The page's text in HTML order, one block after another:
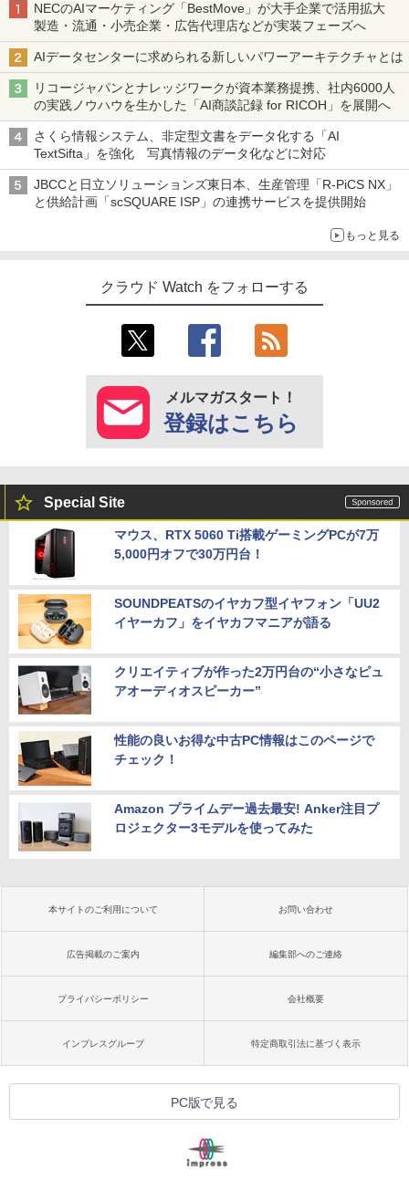
NECのAIマーケティング「BestMove」が大手企業で活用拡大
製造・流通・小売企業・広告代理店などが実装フェーズへ
AIデータセンターに求められる新しいパワーアーキテクチャとは
リコージャパンとナレッジワークが資本業務提携、社内6000人
の実践ノウハウを生かした「AI商談記録 for RICOH」を展開へ
さくら情報システム、非定型文書をデータ化する「AI
TextSifta」を強化 写真情報のデータ化などに対応
JBCCと日立ソリューションズ東日本、生産管理「R-PiCS NX」
と供給計画「scSQUARE ISP」の連携サービスを提供開始
もっと見る
クラウド Watch をフォローする
メルマガスタート！
登録はこちら
Special Site
マウス、RTX 5060 Ti搭載ゲーミングPCが7万
5,000円オフで30万円台！
SOUNDPEATSのイヤカフ型イヤフォン「UU2
イヤーカフ」をイヤカフマニアが語る
クリエイティブが作った2万円台の“小さなピュ
アオーディオスピーカー”
性能の良いお得な中古PC情報はこのページで
チェック！
Amazon プライムデー過去最安! Anker注目プ
ロジェクター3モデルを使ってみた
本サイトのご利用について お問い合わせ
広告掲載のご案内 編集部へのご連絡
プライバシーポリシー 会社概要
インプレスグループ 特定商取引法に基づく表示
PC版で見る